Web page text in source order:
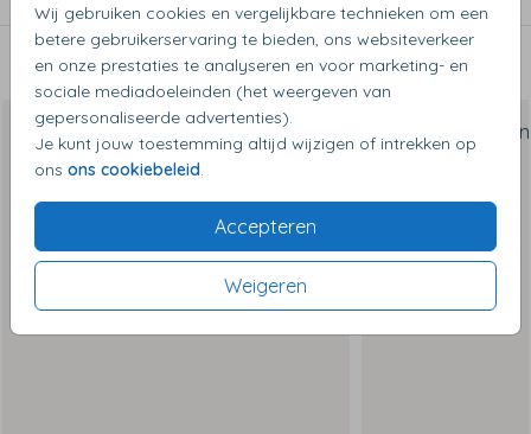
Wij gebruiken cookies en vergelijkbare technieken om een
betere gebruikerservaring te bieden, ons websiteverkeer
en onze prestaties te analyseren en voor marketing- en
sociale mediadoeleinden (het weergeven van
gepersonaliseerde advertenties).
Je kunt jouw toestemming altijd wijzigen of intrekken op
ons ons cookiebeleid.
Accepteren
Weigeren
Dit vind je misschien ook leuk